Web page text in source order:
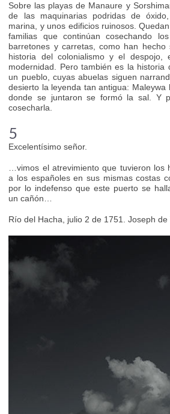
Sobre las playas de Manaure y
de las maquinarias podridas de
marina, y unos edificios ruinosos.
familias que continúan cosechando
barretones y carretas, como han
historia del colonialismo y el despojo,
modernidad. Pero también es la historia
un pueblo, cuyas abuelas siguen
desierto la leyenda tan antigua:
donde se juntaron se formó la sal. Y
cosecharla.
5
Excelentísimo señor.
…vimos el atrevimiento que tuvieron los
a los españoles en sus mismas costas
por lo indefenso que este puerto se
un cañón…
Río del Hacha, julio 2 de 1751. Joseph de